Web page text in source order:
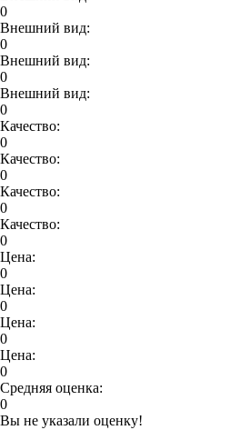
0
Внешний вид:
0
Внешний вид:
0
Внешний вид:
0
Качество:
0
Качество:
0
Качество:
0
Качество:
0
Цена:
0
Цена:
0
Цена:
0
Цена:
0
Средняя оценка:
0
Вы не указали оценку!